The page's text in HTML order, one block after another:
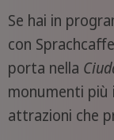
Se hai in
con
porta nella
monumenti
attrazioni che